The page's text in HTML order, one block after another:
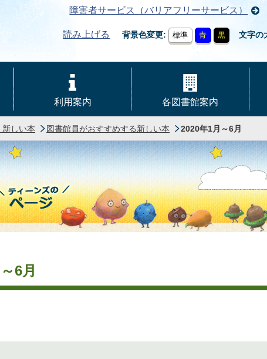
障害者サービス（バリアフリーサービス）
読み上げる 背景色変更 標準 青 黒 文字の
利用案内 各図書館案内
しい本 図書館員がおすすめする新しい本 2020年1月～6月
6月